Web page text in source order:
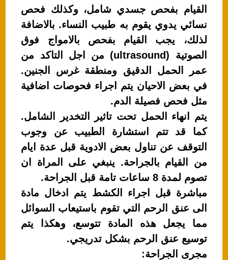
القيام بفحص جسدي شامل، وكذلك فحص
نسائي يدوي يقوم به طبيب النساء. بالاضافة
لذلك، يجب القيام بفحص بالامواج فوق
الصوتية (ultrasound) من اجل التاكد من
عمر الحمل الدقيق ومنطقة غرس الجنين.
في بعض الاحيان يتم اجراء فحوصات اضافية
مثل فحص فصيلة الدم.
يتم انهاء الحمل تحت تاثير التخدير الشامل.
كما قد تتم استشارة الطبيب عن وجوب
التوقف عن تناول بعض الادوية قبل عدة ايام
من القيام بالجراحة. ينبغي على المراة ان
تصوم لمدة 8 ساعات تامة قبل الجراحة.
مباشرة قبل اجراء الكشط يتم ادخال مادة
الى عنق الرحم التي تقوم باستيعاب السوائل
مما يجعل هذه المادة تتوسع، وهكذا يتم
توسيع عنق الرحم بشكل تدريجي.
مجرى الجراحة: